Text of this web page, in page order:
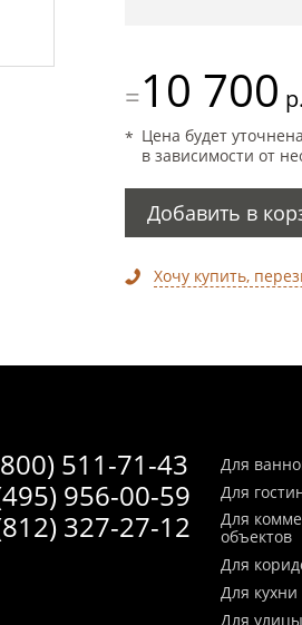
=10 700 р.
Цена будет
в зависимости от
Добавить в
Хочу купить,
511-71-43
956-00-59
327-27-12
Для
Для
Для
объектов
Для
Для кухни
Для улицы